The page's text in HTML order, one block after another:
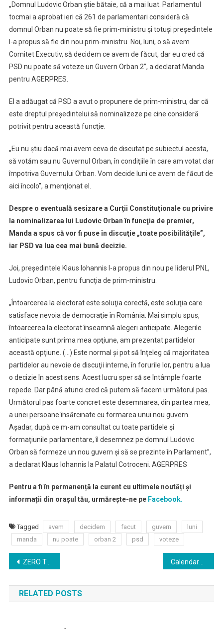
„Domnul Ludovic Orban ştie bătaie, că a mai luat. Parlamentul
tocmai a aprobat ieri că 261 de parlamentari consideră că
domnul Orban nu poate să fie prim-ministru şi totuşi preşedintele
l-a propus să fie din nou prim-ministru. Noi, luni, o să avem
Comitet Executiv, să decidem ce avem de făcut, dar eu cred că
PSD nu poate să voteze un Guvern Orban 2”, a declarat Manda
pentru AGERPRES.
El a adăugat că PSD a avut o propunere de prim-ministru, dar că
este dreptul preşedintelui să nominalizeze pe cine consideră
potrivit pentru această funcţie.
„Eu nu ştiu dacă mai avem ceva de discutat pe subiectul acesta,
să votăm sau nu Guvernul Orban, în condiţiile în care am votat clar
împotriva Guvernului Orban. Vom decide luni ce avem de făcut de
aici încolo”, a menţionat el.
Despre o eventuală sesizare a Curţii Constituţionale cu privire
la nominalizarea lui Ludovic Orban în funcţia de premier,
Manda a spus că vor fi puse în discuţie „toate posibilităţile”,
iar PSD va lua cea mai bună decizie.
Joi, preşedintele Klaus Iohannis l-a propus din nou pe liderul PNL,
Ludovic Orban, pentru funcţia de prim-ministru.
„Întoarcerea la electorat este soluţia corectă, este soluţia care
satisface nevoia de democraţie în România. Mai simplu spus,
întoarcerea la electorat înseamnă alegeri anticipate. Alegerile
anticipate sunt prima mea opţiune, am prezentat partidelor
această opţiune. (…) Este normal şi pot să înţeleg că majoritatea
partidelor au nevoie de discuţii interne, în forurile lor, pentru a lua
o decizie în acest sens. Acest lucru sper să se întâmple foarte
repede. Dar până atunci cred că putem să facem următorul pas.
Următorul pas foarte concret este desemnarea, din partea mea,
a unei persoane însărcinate cu formarea unui nou guvern.
Aşadar, după ce m-am consultat cu toate partidele şi
formaţiunile parlamentare, îl desemnez pe domnul Ludovic
Orban să formeze un nou guvern şi să se prezinte în Parlament”,
a declarat Klaus Iohannis la Palatul Cotroceni. AGERPRES
Pentru a fi în permanență la curent cu ultimele noutăți și
informații din orașul tău, urmărește-ne peFacebook.
Tagged avem decidem facut guvern
luni
manda
nu poate orban 2 psd voteze
Navigare
în
articole
ZERO Toleranță pentru tratamentele inumane și degradante la care sunt supuși copiii și adulții cu dizabilități din centrele rezidențiale
RELATED POSTS